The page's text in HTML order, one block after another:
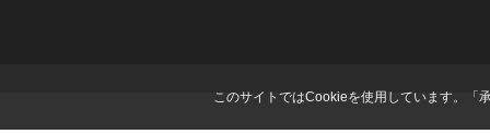
このサイトではCookieを使用しています。「